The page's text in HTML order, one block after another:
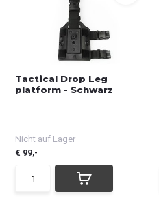
Tactical Drop Leg
platform - Schwarz
Nicht auf Lager
€ 99,-